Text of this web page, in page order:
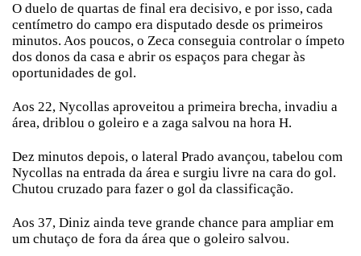
O duelo de quartas de final era decisivo, e por isso, cada
centímetro do campo era disputado desde os primeiros
minutos. Aos poucos, o Zeca conseguia controlar o ímpeto
dos donos da casa e abrir os espaços para chegar às
oportunidades de gol.
Aos 22, Nycollas aproveitou a primeira brecha, invadiu a
área, driblou o goleiro e a zaga salvou na hora H.
Dez minutos depois, o lateral Prado avançou, tabelou com
Nycollas na entrada da área e surgiu livre na cara do gol.
Chutou cruzado para fazer o gol da classificação.
Aos 37, Diniz ainda teve grande chance para ampliar em
um chutaço de fora da área que o goleiro salvou.